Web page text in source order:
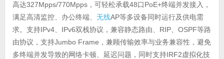
高达327Mpps/770Mpps，可轻松承载48口PoE+终端并发接入，
满足高清监控、办公终端、 无线AP等多设备同时运行及供电需
求。支持IPv4、IPv6双栈协议，兼容静态路由、RIP、OSPF等路
由协议，支持Jumbo Frame，兼顾传输效率与业务兼容性，避免
多终端并发导致的网络卡顿、延迟问题，同时支持IRF2虚拟化技